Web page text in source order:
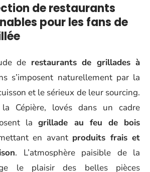
de restaurants
pour les fans de
de restaurants de grillades à
s’imposent naturellement par la
et le sérieux de leur sourcing.
Cépière, lovés dans un cadre
lagrillade au feu de bois
en avant produits frais et
. L’atmosphère paisible de la
le plaisir des belles pièces